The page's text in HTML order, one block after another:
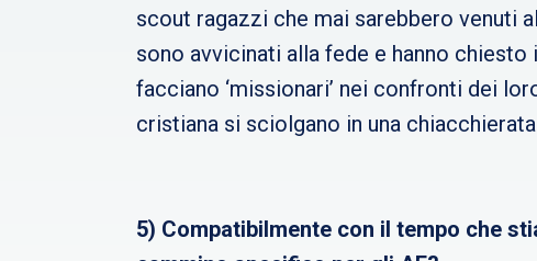
scout ragazzi che mai sarebbero venuti
sono avvicinati alla fede e hanno
facciano ‘missionari’ nei confronti dei
cristiana si sciolgano in una
5) Compatibilmente con il tempo che